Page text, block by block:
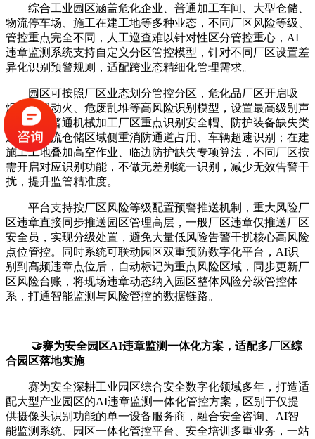
综合工业园区涵盖危化企业、普通加工车间、大型仓储、
物流停车场、施工在建工地等多种业态，不同厂区风险等级、
管控重点完全不同，人工巡查难以针对性区分管控重心，AI
违章监测系统支持自定义分区管控模型，针对不同厂区设置差
异化识别预警规则，适配跨业态精细化管理需求。
园区可按照厂区业态划分管控分区，危化品厂区开启吸
烟、违规动火、危废乱堆等高风险识别模型，设置最高级别声
光预警；普通机械加工厂区重点识别安全帽、防护装备缺失类
违章；物流仓储区域侧重消防通道占用、车辆超速识别；在建
施工工地叠加高空作业、临边防护缺失专项算法，不同厂区按
需开启对应识别功能，不做无差别统一识别，减少无效告警干
扰，提升监管精准度。
平台支持按厂区风险等级配置预警推送机制，重大风险厂
区违章直接同步推送园区管理高层，一般厂区违章仅推送厂区
安全员，实现分级处置，避免大量低风险告警干扰核心高风险
点位管控。同时系统可联动园区双重预防数字化平台，AI识
别到高频违章点位后，自动标记为重点风险区域，同步更新厂
区风险台账，将现场违章动态纳入园区整体风险分级管控体
系，打通智能监测与风险管控的数据链路。
🤝赛为安全园区AI违章监测一体化方案，适配多厂区综
合园区落地实施
赛为安全深耕工业园区综合安全数字化领域多年，打造适
配大型产业园区的AI违章监测一体化管控方案，区别于仅提
供摄像头识别功能的单一设备服务商，融合安全咨询、AI智
能监测系统、园区一体化管控平台、安全培训多重业务，一站